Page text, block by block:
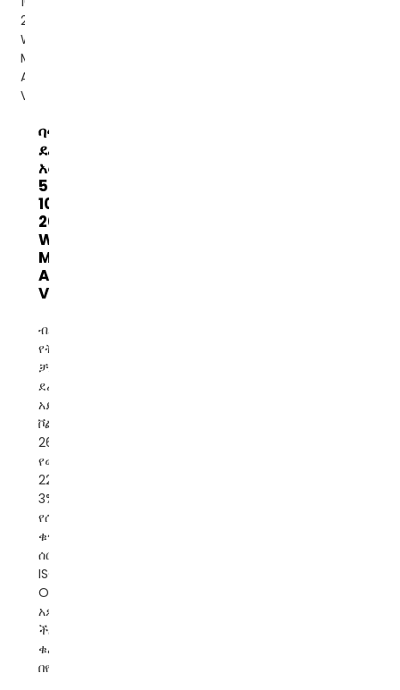
ባናቶን ነጠላ
ደረጃ ሙሉ
አውቶማቲክ
500VA
1000VA
2000VA
Wall-
Mountrd
AC
Volt...
ብራንድ፡ ባናቶን
የትውልድ ቦታ፡
ቻይና ደረጃ፡ ነጠላ
ደረጃ የአሁን
አይነት፡ AC ግቤት
ቮልቴጅ፡ 140-
260VAC
የውጤት ቮልቴጅ፡
220V±1.5% /
3% አይነት፡
የሰርቮ ሞተር
ቁጥጥር
ሰርተፍኬት፡
ISO/CE/ROHS
OEM/ODM፡
አዎ አቅርቦት
ችሎታ፡ 10000
ቁራጭ/ቁራጭ
በየሞ...